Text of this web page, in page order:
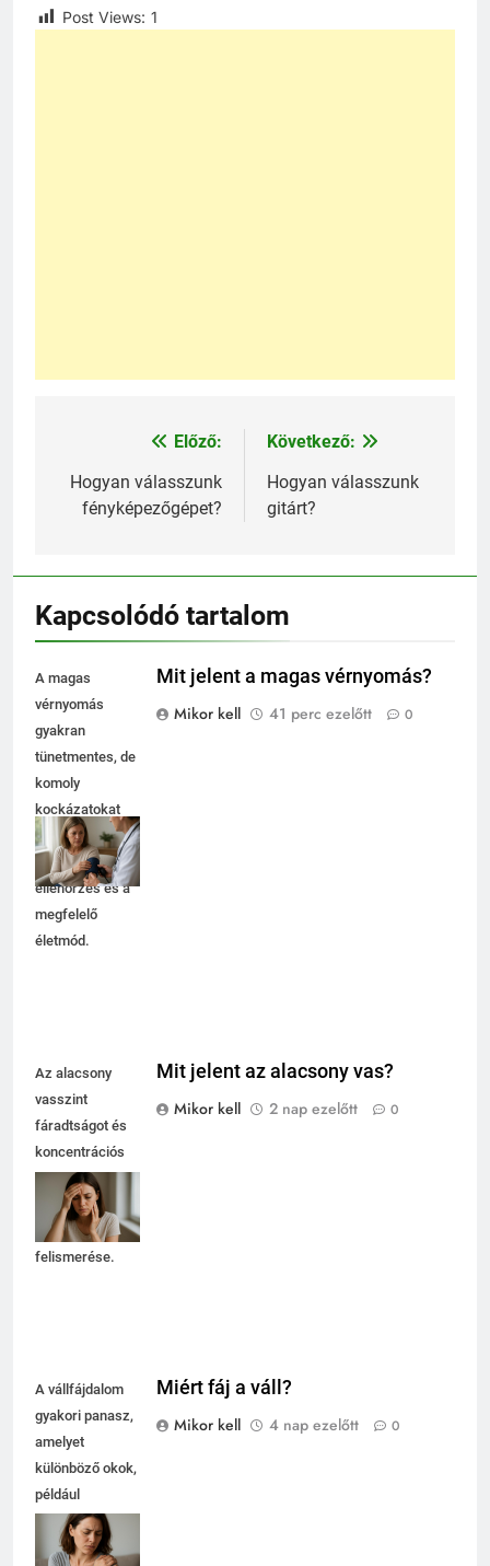
Post Views: 1
Bejegyzés
navigáció
Előző:
Hogyan válasszunk
fényképezőgépet?
Következő:
Hogyan válasszunk
gitárt?
Kapcsolódó tartalom
A magas
vérnyomás
gyakran
tünetmentes, de
komoly
kockázatokat
rejt. Fontos a
rendszeres
ellenőrzés és a
megfelelő
életmód.
Mit jelent a magas vérnyomás?
Mikor kell
41 perc ezelőtt 0
Az alacsony
vasszint
fáradtságot és
koncentrációs
nehézségeket
okozhat, ezért
fontos a tünetek
felismerése.
Mit jelent az alacsony vas?
Mikor kell
2 nap ezelőtt 0
A vállfájdalom
gyakori panasz,
amelyet
különböző okok,
például
túlterhelés vagy
sérülés okozhat.
Miért fáj a váll?
Mikor kell
4 nap ezelőtt 0